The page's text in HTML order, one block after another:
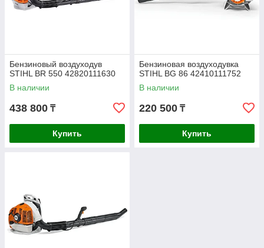
Бензиновый воздуходув
STIHL BR 550 42820111630
В наличии
438 800 ₸
Купить
Бензиновая воздуходувка
STIHL BG 86 42410111752
В наличии
220 500 ₸
Купить